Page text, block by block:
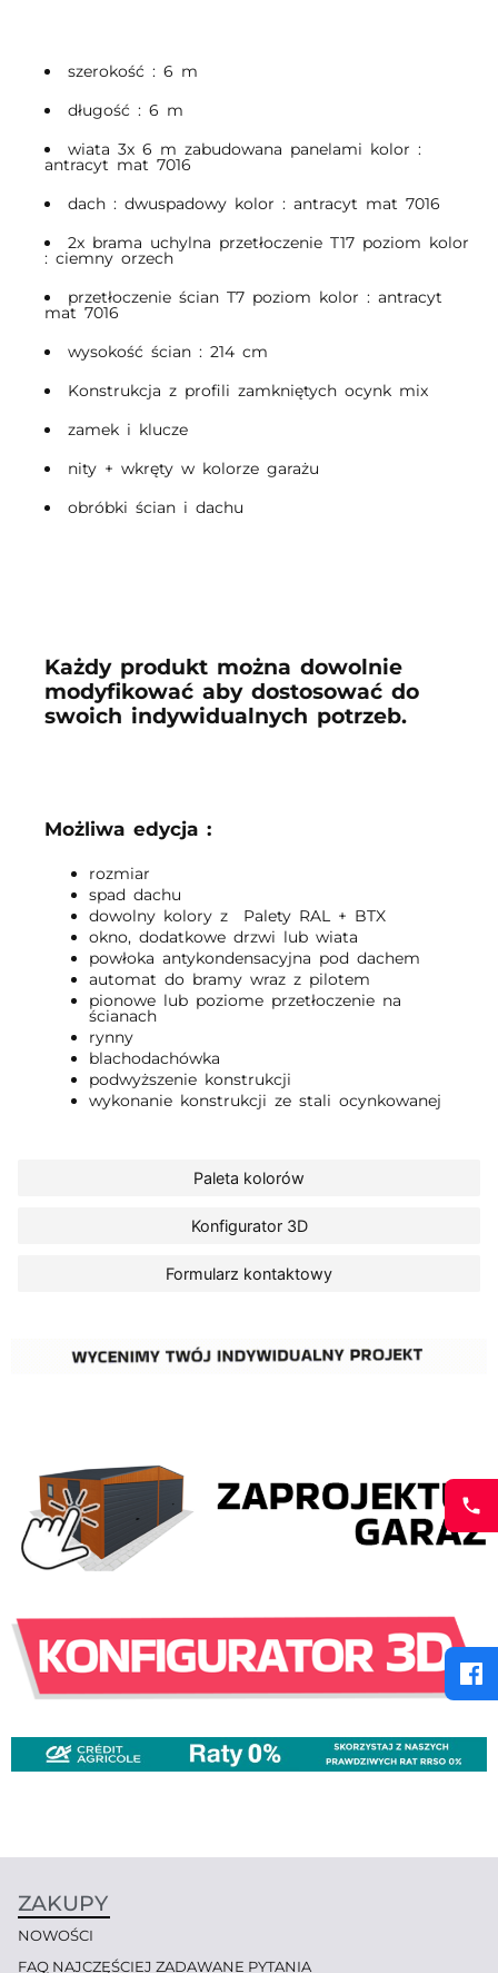
Paleta kolorów
Konfigurator 3D
Formularz kontaktowy
szerokość : 6 m
długość : 6 m
wiata 3x 6 m zabudowana panelami kolor :
antracyt mat 7016
dach : dwuspadowy kolor : antracyt mat 7016
2x brama uchylna przetłoczenie T17 poziom kolor
: ciemny orzech
przetłoczenie ścian T7 poziom kolor : antracyt
mat 7016
wysokość ścian : 214 cm
Konstrukcja z profili zamkniętych ocynk mix
zamek i klucze
nity + wkręty w kolorze garażu
obróbki ścian i dachu
Każdy produkt można dowolnie
modyfikować aby dostosować do
swoich indywidualnych potrzeb.
Możliwa edycja :
rozmiar
spad dachu
dowolny kolory z Palety RAL + BTX
okno, dodatkowe drzwi lub wiata
powłoka antykondensacyjna pod dachem
automat do bramy wraz z pilotem
pionowe lub poziome przetłoczenie na
ścianach
rynny
blachodachówka
podwyższenie konstrukcji
wykonanie konstrukcji ze stali ocynkowanej
ZAKUPY
NOWOŚCI
FAQ NAJCZĘŚCIEJ ZADAWANE PYTANIA